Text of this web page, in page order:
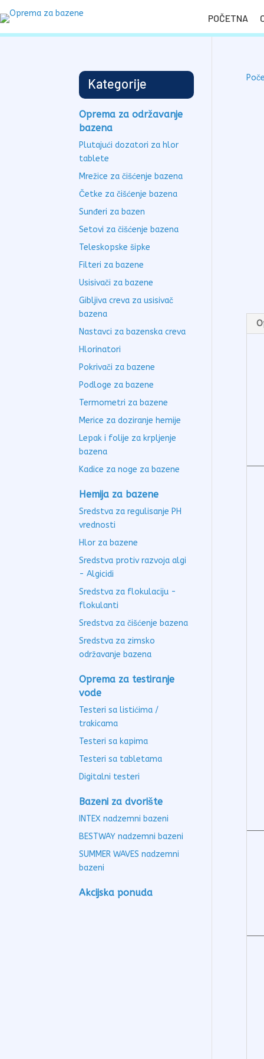
POČETNA
Kategorije
Oprema za održavanje
bazena
Plutajući dozatori za hlor
tablete
Mrežice za čišćenje bazena
Četke za čišćenje bazena
Sunđeri za bazen
Setovi za čišćenje bazena
Teleskopske šipke
Filteri za bazene
Usisivači za bazene
Gibljiva creva za usisivač
bazena
Nastavci za bazenska creva
Hlorinatori
Pokrivači za bazene
Podloge za bazene
Termometri za bazene
Merice za doziranje hemije
Lepak i folije za krpljenje
bazena
Kadice za noge za bazene
Hemija za bazene
Sredstva za regulisanje PH
vrednosti
Hlor za bazene
Sredstva protiv razvoja algi
- Algicidi
Sredstva za flokulaciju -
flokulanti
Sredstva za čišćenje bazena
Sredstva za zimsko
održavanje bazena
Oprema za testiranje
vode
Testeri sa listićima /
trakicama
Testeri sa kapima
Testeri sa tabletama
Digitalni testeri
Bazeni za dvorište
INTEX nadzemni bazeni
BESTWAY nadzemni bazeni
SUMMER WAVES nadzemni
bazeni
Akcijska ponuda